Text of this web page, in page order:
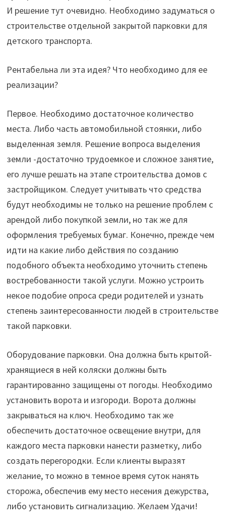
И решение тут очевидно. Необходимо задуматься о
строительстве отдельной закрытой парковки для
детского транспорта.
Рентабельна ли эта идея? Что необходимо для ее
реализации?
Первое. Необходимо достаточное количество
места. Либо часть автомобильной стоянки, либо
выделенная земля. Решение вопроса выделения
земли -достаточно трудоемкое и сложное занятие,
его лучше решать на этапе строительства домов с
застройщиком. Следует учитывать что средства
будут необходимы не только на решение проблем с
арендой либо покупкой земли, но так же для
оформления требуемых бумаг. Конечно, прежде чем
идти на какие либо действия по созданию
подобного объекта необходимо уточнить степень
востребованности такой услуги. Можно устроить
некое подобие опроса среди родителей и узнать
степень заинтересованности людей в строительстве
такой парковки.
Оборудование парковки. Она должна быть крытой-
хранящиеся в ней коляски должны быть
гарантированно защищены от погоды. Необходимо
установить ворота и изгороди. Ворота должны
закрываться на ключ. Необходимо так же
обеспечить достаточное освещение внутри, для
каждого места парковки нанести разметку, либо
создать перегородки. Если клиенты выразят
желание, то можно в темное время суток нанять
сторожа, обеспечив ему место несения дежурства,
либо установить сигнализацию. Желаем Удачи!